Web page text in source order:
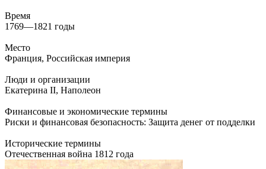
Время
1769—1821 годы
Место
Франция, Российская империя
Люди и организации
Екатерина II, Наполеон
Финансовые и экономические термины
Риски и финансовая безопасность: Защита денег от подделки
Исторические термины
Отечественная война 1812 года